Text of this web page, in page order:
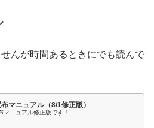
んが時間あるときにでも読んで
マニュアル（8/1修正版）
マニュアル修正版です！